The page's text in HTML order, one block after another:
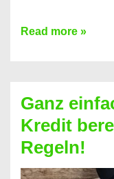
Einen
bekommen?
So
ist
es
Read more »
Ganz
Kredit
Regeln!